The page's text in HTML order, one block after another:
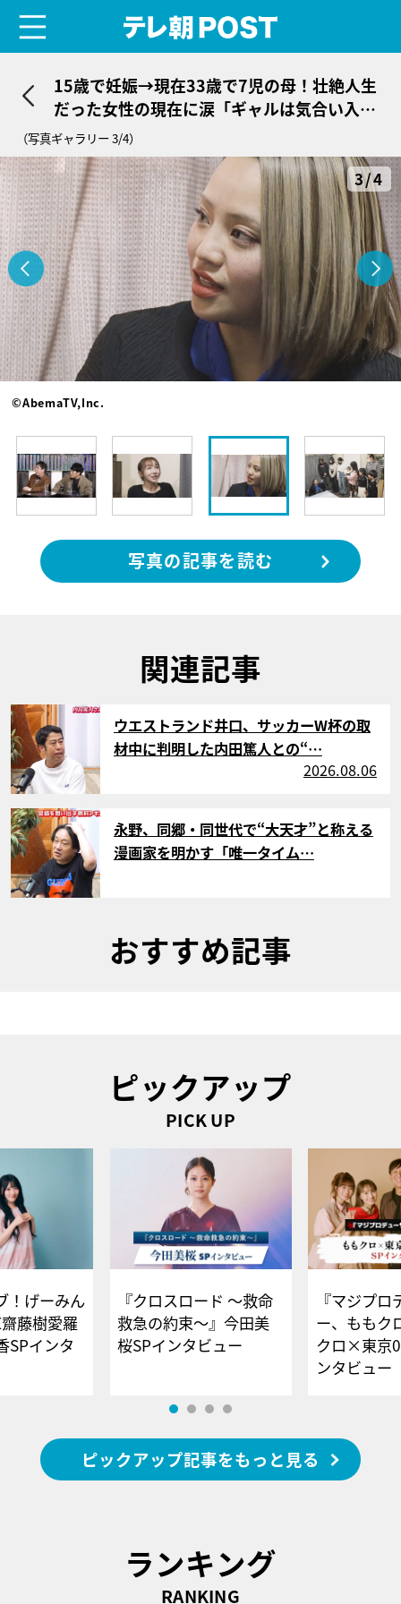
15歳で妊娠→現在33歳で7児の母！壮絶人生
だった女性の現在に涙「ギャルは気合い入っ
てるんですよ」
（写真ギャラリー 3/4）
3/4
©AbemaTV,Inc.
写真の記事を読む
関連記事
サムネイル
ウエストランド井口、サッカーW杯の取
材中に判明した内田篤人との“…
2026.08.06
サムネイル
永野、同郷・同世代で“大天才”と称える
漫画家を明かす「唯一タイム…
おすすめ記事
ピックアップ
PICK UP
！げーみん
藤樹愛羅
SPインタ
『クロスロード ～救命
救急の約束～』今田美
桜SPインタビュー
『マジプロ
ー、ももク
クロ×東京
ンタビュー
ピックアップ記事をもっと見る
ランキング
RANKING